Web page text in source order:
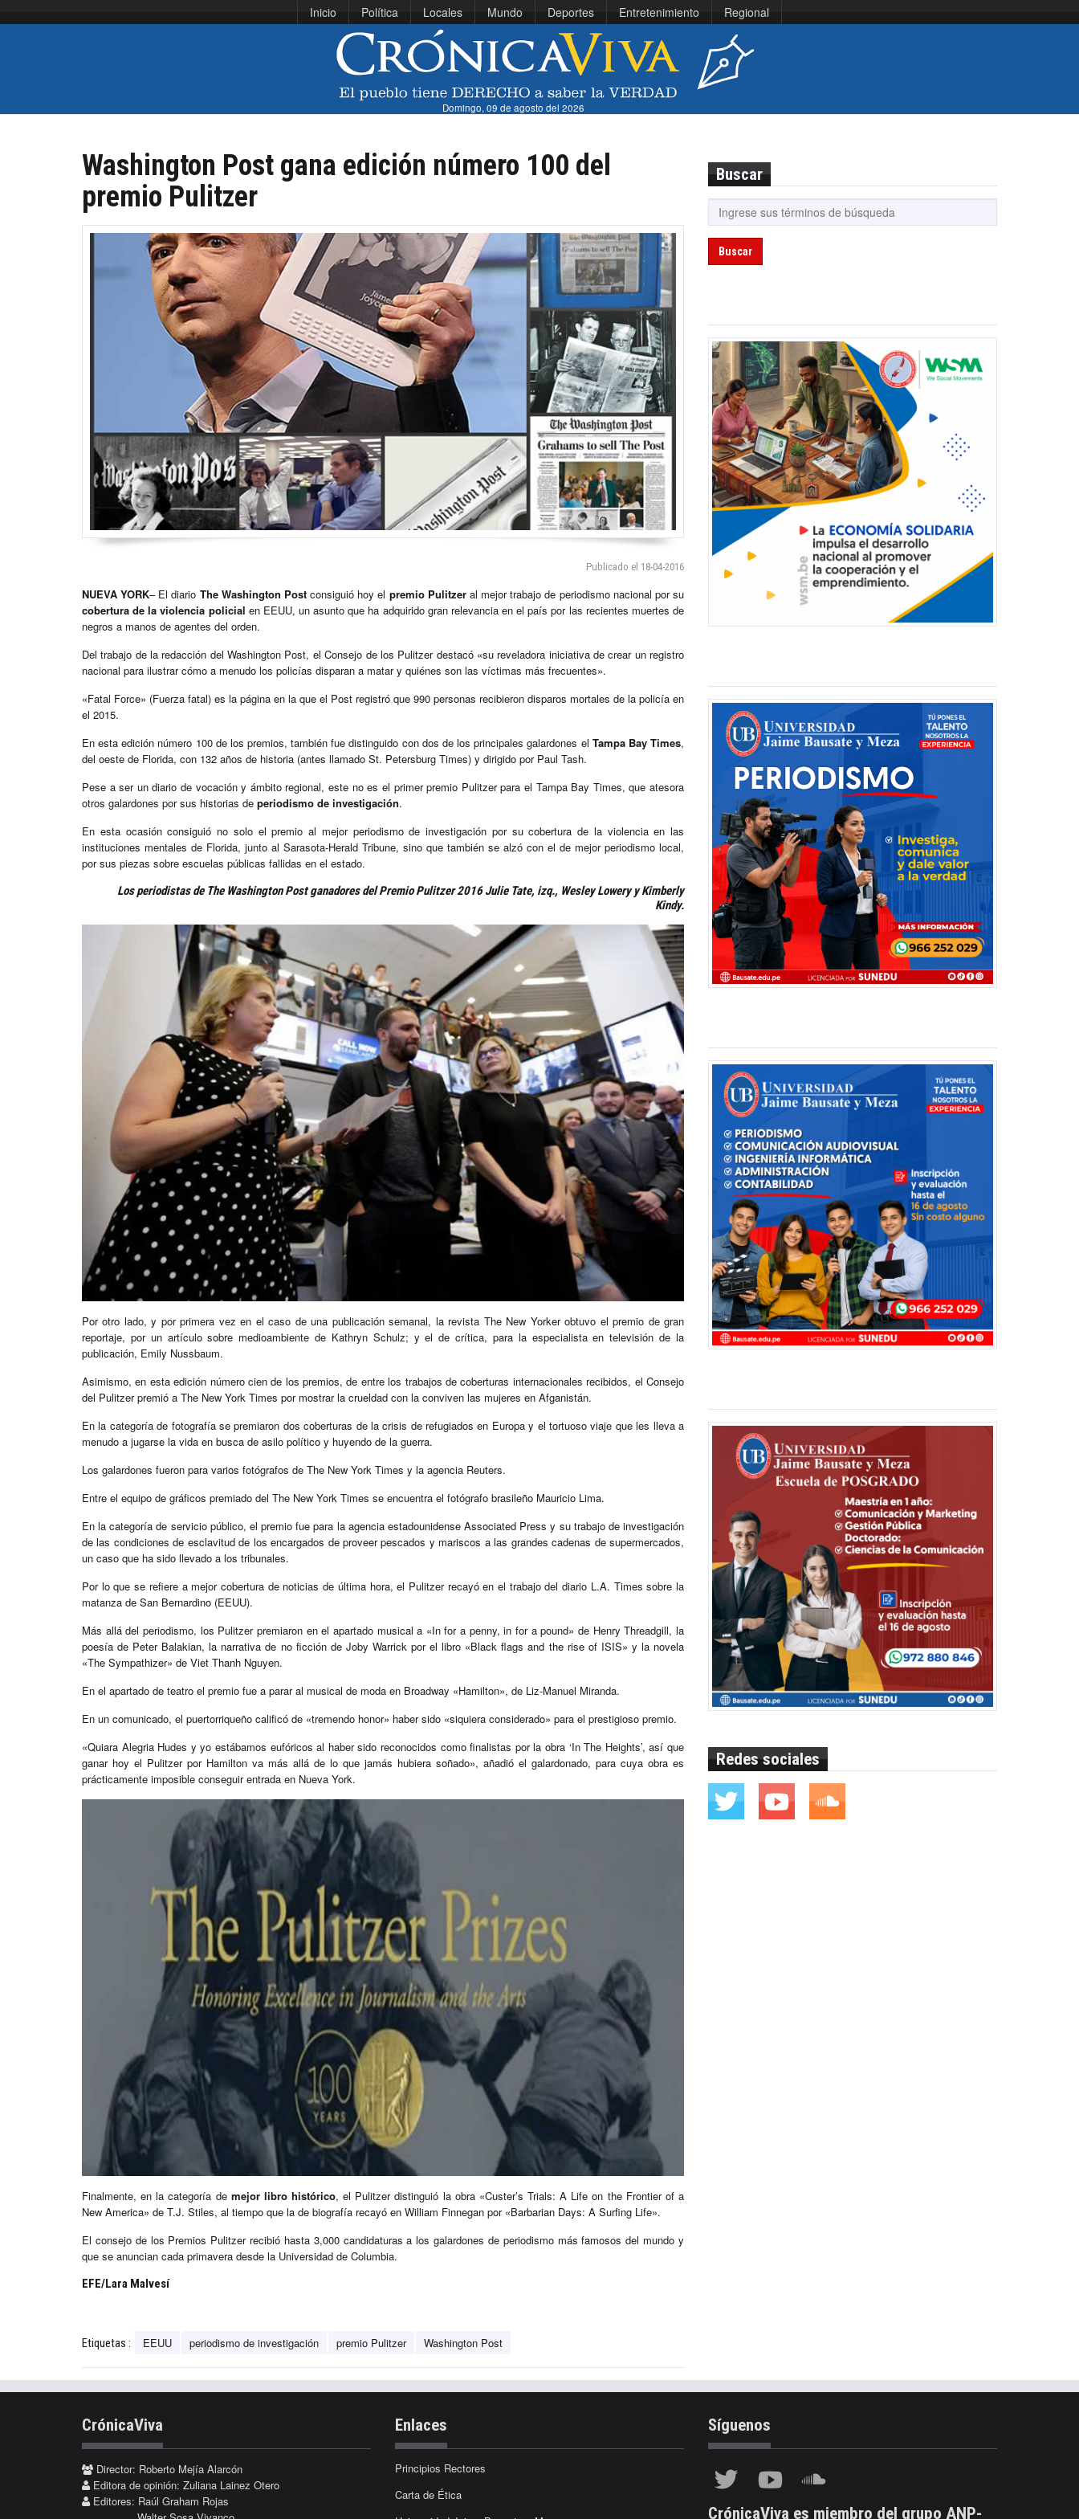
Inicio Política Locales Mundo Deportes Entretenimiento Regional
Domingo, 09 de agosto del 2026
Washington Post gana edición número 100 del
premio Pulitzer
Publicado el 18-04-2016
NUEVA YORK– El diario The Washington Postconsiguió hoy el premio Pulitzeral mejor trabajo de periodismo nacional por su
cobertura de la violencia policial en EEUU, un asunto que ha adquirido gran relevancia en el país por las recientes muertes de
negros a manos de agentes del orden.
Del trabajo de la redacción del Washington Post, el Consejo de los Pulitzer destacó «su reveladora iniciativa de crear un registro
nacional para ilustrar cómo a menudo los policías disparan a matar y quiénes son las víctimas más frecuentes».
«Fatal Force» (Fuerza fatal) es la página en la que el Post registró que 990 personas recibieron disparos mortales de la policía en
el 2015.
En esta edición número 100 de los premios, también fue distinguido con dos de los principales galardones el Tampa Bay Times,
del oeste de Florida, con 132 años de historia (antes llamado St. Petersburg Times) y dirigido por Paul Tash.
Pese a ser un diario de vocación y ámbito regional, este no es el primer premio Pulitzer para el Tampa Bay Times, que atesora
otros galardones por sus historias de periodismo de investigación.
En esta ocasión consiguió no solo el premio al mejor periodismo de investigación por su cobertura de la violencia en las
instituciones mentales de Florida, junto al Sarasota-Herald Tribune, sino que también se alzó con el de mejor periodismo local,
por sus piezas sobre escuelas públicas fallidas en el estado.
Los periodistas de The Washington Post ganadores del Premio Pulitzer 2016 Julie Tate, izq., Wesley Lowery y Kimberly
Kindy.
Por otro lado, y por primera vez en el caso de una publicación semanal, la revista The New Yorker obtuvo el premio de gran
reportaje, por un artículo sobre medioambiente de Kathryn Schulz; y el de crítica, para la especialista en televisión de la
publicación, Emily Nussbaum.
Asimismo, en esta edición número cien de los premios, de entre los trabajos de coberturas internacionales recibidos, el Consejo
del Pulitzer premió a The New York Times por mostrar la crueldad con la conviven las mujeres en Afganistán.
En la categoría de fotografía se premiaron dos coberturas de la crisis de refugiados en Europa y el tortuoso viaje que les lleva a
menudo a jugarse la vida en busca de asilo político y huyendo de la guerra.
Los galardones fueron para varios fotógrafos de The New York Times y la agencia Reuters.
Entre el equipo de gráficos premiado del The New York Times se encuentra el fotógrafo brasileño Mauricio Lima.
En la categoría de servicio público, el premio fue para la agencia estadounidense Associated Press y su trabajo de investigación
de las condiciones de esclavitud de los encargados de proveer pescados y mariscos a las grandes cadenas de supermercados,
un caso que ha sido llevado a los tribunales.
Por lo que se refiere a mejor cobertura de noticias de última hora, el Pulitzer recayó en el trabajo del diario L.A. Times sobre la
matanza de San Bernardino (EEUU).
Más allá del periodismo, los Pulitzer premiaron en el apartado musical a «In for a penny, in for a pound» de Henry Threadgill, la
poesía de Peter Balakian, la narrativa de no ficción de Joby Warrick por el libro «Black flags and the rise of ISIS» y la novela
«The Sympathizer» de Viet Thanh Nguyen.
En el apartado de teatro el premio fue a parar al musical de moda en Broadway «Hamilton», de Liz-Manuel Miranda.
En un comunicado, el puertorriqueño calificó de «tremendo honor» haber sido «siquiera considerado» para el prestigioso premio.
«Quiara Alegria Hudes y yo estábamos eufóricos al haber sido reconocidos como finalistas por la obra ‘In The Heights’, así que
ganar hoy el Pulitzer por Hamilton va más allá de lo que jamás hubiera soñado», añadió el galardonado, para cuya obra es
prácticamente imposible conseguir entrada en Nueva York.
Finalmente, en la categoría de mejor libro histórico, el Pulitzer distinguió la obra «Custer’s Trials: A Life on the Frontier of a
New America» de T.J. Stiles, al tiempo que la de biografía recayó en William Finnegan por «Barbarian Days: A Surfing Life».
El consejo de los Premios Pulitzer recibió hasta 3,000 candidaturas a los galardones de periodismo más famosos del mundo y
que se anuncian cada primavera desde la Universidad de Columbia.
EFE/Lara Malvesí
Etiquetas : EEUU periodismo de investigación premio Pulitzer Washington Post
Buscar
Buscar
Redes sociales
CrónicaViva
Director: Roberto Mejía Alarcón
Editora de opinión: Zuliana Lainez Otero
Editores: Raúl Graham Rojas
Enlaces
Principios Rectores
Carta de Ética
Síguenos
CrónicaViva es miembro del grupo ANP-